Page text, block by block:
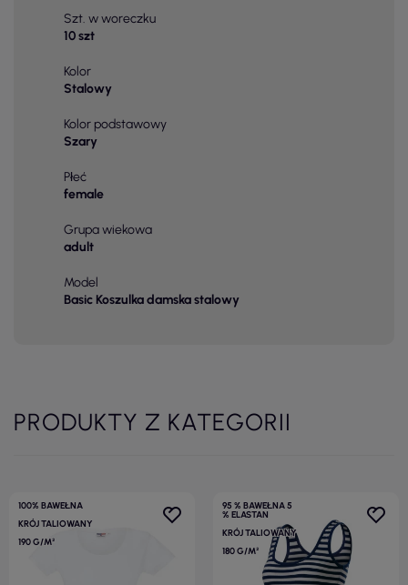
Szt. w woreczku
10 szt
Kolor
Stalowy
Kolor podstawowy
Szary
Płeć
female
Grupa wiekowa
adult
Model
Basic Koszulka damska stalowy
PRODUKTY Z KATEGORII
100% BAWEŁNA
KRÓJ TALIOWANY
190 G/M²
95 % BAWEŁNA 5
% ELASTAN
KRÓJ TALIOWANY
180 G/M²